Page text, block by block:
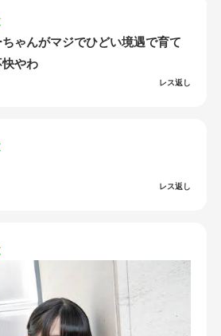
ゃんがマジでひどい境遇で育て
やわ
レス返し
レス返し